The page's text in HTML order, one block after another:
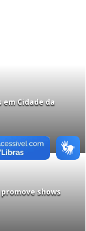
Cidade da
shows